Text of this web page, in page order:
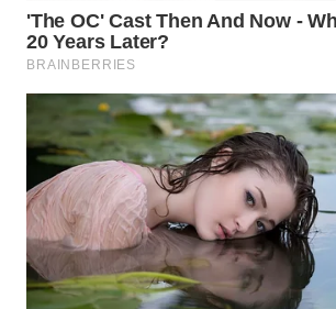
WN
BORNEO
Wahana
Media
Group
WAHANA
NEWS
WAHANA